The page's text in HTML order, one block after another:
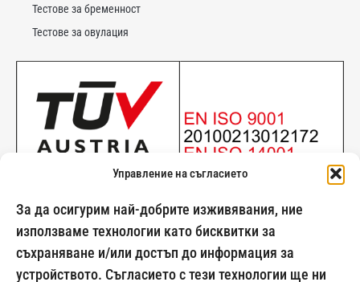
Управление на съгласието
За да осигурим най-добрите изживявания, ние
използваме технологии като бисквитки за
съхраняване и/или достъп до информация за
устройството. Съгласието с тези технологии ще ни
Тестове за бременност
Тестове за овулация
024500269